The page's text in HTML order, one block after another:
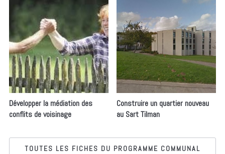
Développer la médiation des
conflits de voisinage
Construire un quartier nouveau
au Sart Tilman
TOUTES LES FICHES DU PROGRAMME COMMUNAL